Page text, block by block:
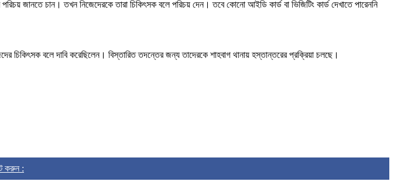
জানতে চান। তখন নিজেদেরকে তারা চিকিৎসক বলে পরিচয় দেন। তবে কোনো আইডি কার্ড বা ভিজিটিং কার্ড দেখাতে পারেননি
বলে দাবি করেছিলেন। বিস্তারিত তদন্তের জন্য তাদেরকে শাহবাগ থানায় হস্তান্তরের প্রক্রিয়া চলছে।
করুন :